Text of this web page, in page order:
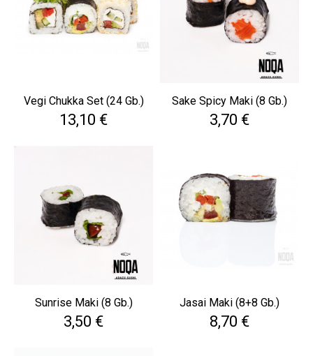
Vegi Chukka Set (24 Gb.)
Cena
13,10 €
Sake Spicy Maki (8 Gb.)
Cena
3,70 €
Sunrise Maki (8 Gb.)
Cena
3,50 €
Jasai Maki (8+8 Gb.)
Cena
8,70 €